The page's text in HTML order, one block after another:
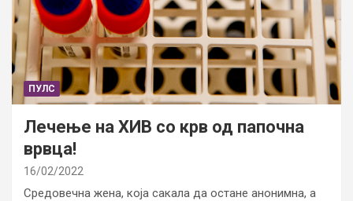
ПУЛС
Лечење на ХИВ со крв од папочна
врвца!
16/02/2022
Средовечна жена, која сакала да остане анонимна, а